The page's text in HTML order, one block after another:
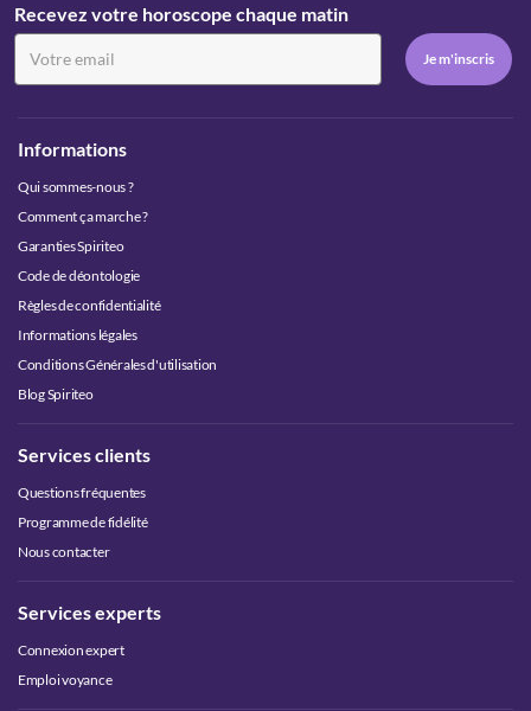
Recevez votre horoscope chaque matin
Informations
Qui sommes-nous ?
Comment ça marche ?
Garanties Spiriteo
Code de déontologie
Règles de confidentialité
Informations légales
Conditions Générales d'utilisation
Blog Spiriteo
Services clients
Questions fréquentes
Programme de fidélité
Nous contacter
Services experts
Connexion expert
Emploi voyance